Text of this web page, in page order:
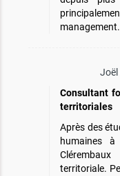
management.
Joël
Consultant
territoriales
Après des
humaines à
territoriale.